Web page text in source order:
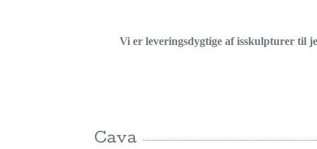
Vi er leveringsdygtige af isskulpturer til
Cava